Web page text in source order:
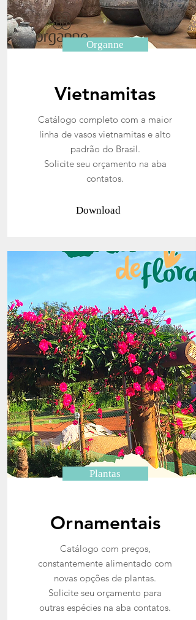
Organne
Vietnamitas
Catálogo completo com a maior
linha de vasos vietnamitas e alto
padrão do Brasil.
Solicite seu orçamento na aba
contatos.
Download
Plantas
Ornamentais
Catálogo com preços,
constantemente alimentado com
novas opções de plantas.
Solicite seu orçamento para
outras espécies na aba contatos.